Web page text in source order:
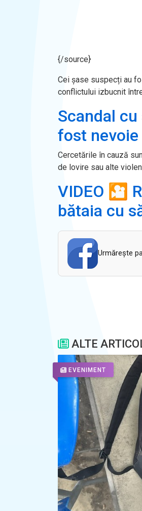
{/source}
Cei șase suspecți au
conflictului izbucnit
Scandal
fost
Cercetările în cauză
de lovire sau alte
VIDEO 🎦
bătaia cu
Urmăreşte
ALTE
EVENIMENT